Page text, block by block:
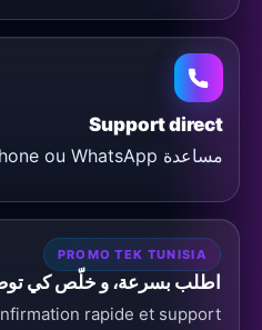
Support direct
مساعدة rapide par telephone ou WhatsApp.
PROMO TEK TUNISIA
اطلب بسرعة، و خلّص كي
rapide et support